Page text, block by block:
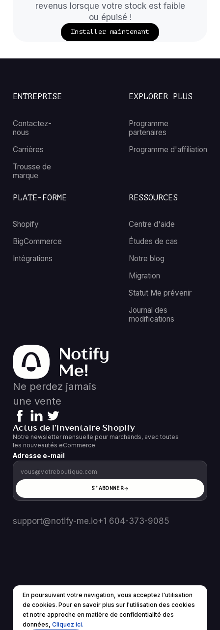
En poursuivant votre navigation, vous acceptez l'utilisation
de cookies. Pour en savoir plus sur l'utilisation des cookies
et notre approche en matière de confidentialité des
données, Cliquez ici.
revenus lorsque votre stock est faible
ou épuisé !
Installer maintenant
ENTREPRISE
Contactez-
nous
Carrières
Trousse de
marque
RESSOURCES
Centre d'aide
Études de cas
Notre blog
Migration
Statut Me prévenir
Journal des
modifications
EXPLORER PLUS
Programme
partenaires
Programme d'affiliation
PLATE-FORME
Shopify
BigCommerce
Intégrations
Ne perdez jamais
une vente
Actus de l’inventaire Shopify
Notre newsletter mensuelle pour marchands, avec toutes
les nouveautés eCommerce.
Adresse e-mail
S’ABONNER
support@notify-me.io+1 604-373-9085
© 2025 Tous droits réservés.
Conditions d'utilisation